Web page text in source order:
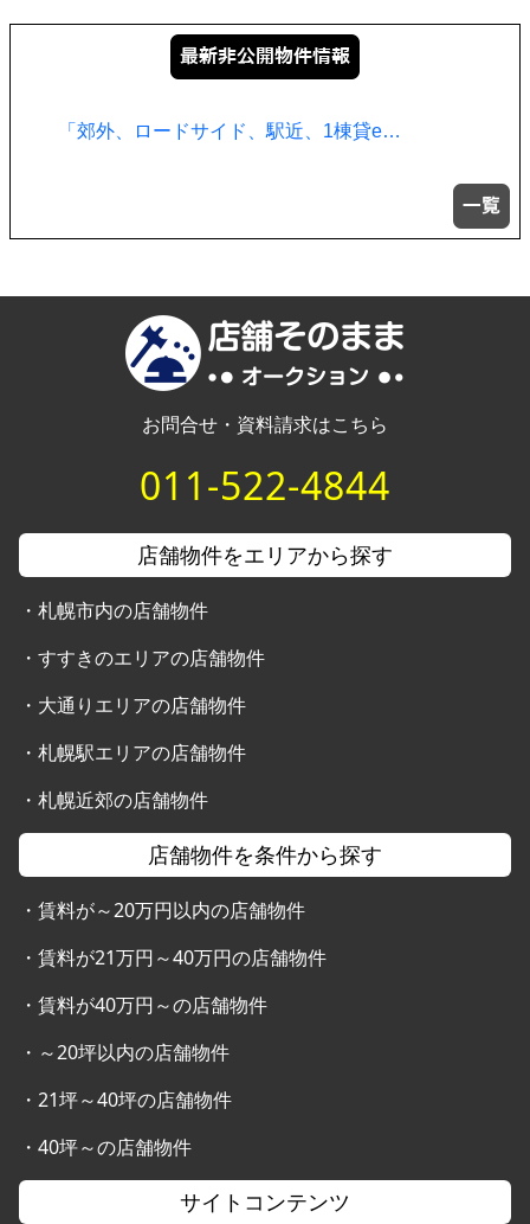
「郊外、ロードサイド、駅近、1棟貸e…
お問合せ・資料請求はこちら
011-522-4844
店舗物件をエリアから探す
・ 札幌市内の店舗物件
・ すすきのエリアの店舗物件
・ 大通りエリアの店舗物件
・ 札幌駅エリアの店舗物件
・ 札幌近郊の店舗物件
店舗物件を条件から探す
・ 賃料が～20万円以内の店舗物件
・ 賃料が21万円～40万円の店舗物件
・ 賃料が40万円～の店舗物件
・ ～20坪以内の店舗物件
・ 21坪～40坪の店舗物件
・ 40坪～の店舗物件
サイトコンテンツ